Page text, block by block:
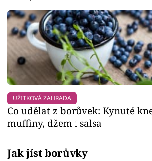
UŽITKOVÁ ZAHRADA
Co udělat z borůvek: Kynuté
muffiny, džem i salsa
Jak jíst borůvky